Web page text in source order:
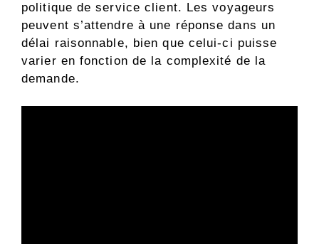
politique de service client. Les voyageurs
peuvent s’attendre à une réponse dans un
délai raisonnable, bien que celui-ci puisse
varier en fonction de la complexité de la
demande.